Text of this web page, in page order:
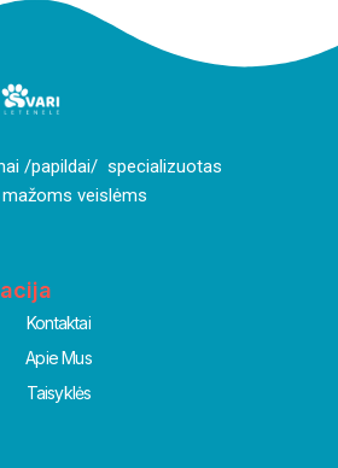
/papildai/ specializuotas
veislėms
Kontaktai
Apie Mus
Taisyklės